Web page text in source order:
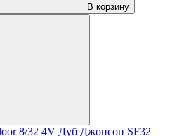
В корзину